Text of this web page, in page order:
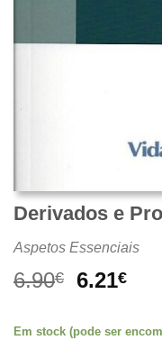
Derivados e
Aspetos Essenciais
6.90€
O
original
6.21€O
Em stock (pode ser